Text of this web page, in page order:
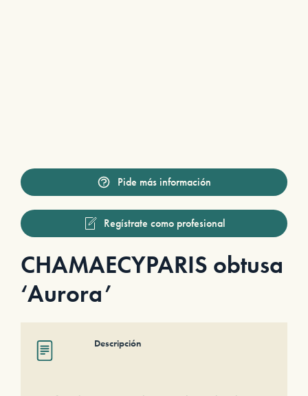
Pide más información
Regístrate como profesional
CHAMAECYPARIS obtusa
‘Aurora’
Descripción